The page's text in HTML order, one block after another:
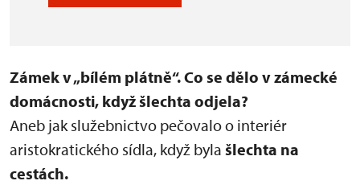
Zámek v „bílém plátně“.Co se dělo v zámecké
domácnosti, když šlechta odjela?
Aneb jak služebnictvo pečovalo o interiér
aristokratického sídla, když byla šlechta na
cestách.